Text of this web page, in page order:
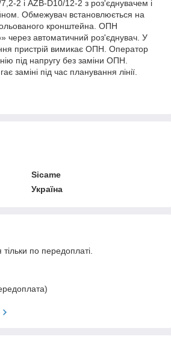
2 і AZB-D10/12-2 з роз'єднувачем і
Обмежувач встановлюється на
кронштейна. ОПН
через автоматичний роз'єднувач. У
пристрій вимикає ОПН. Оператор
під напругу без заміни ОПН.
заміні під час планування лінії.
Sicame
Україна
по передоплаті.